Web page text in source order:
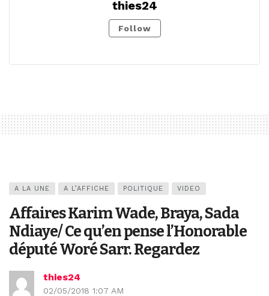
thies24
Follow
A LA UNE A L’AFFICHE POLITIQUE VIDEO
Affaires Karim Wade, Braya, Sada
Ndiaye/ Ce qu’en pense l’Honorable
député Woré Sarr. Regardez
thies24
02/05/2018 1:07 AM